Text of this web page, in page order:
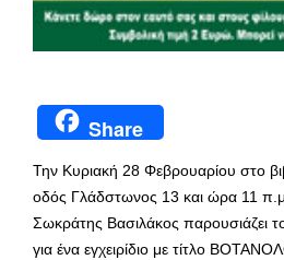
Share
Την Κυριακή 28 Φεβρουαρίου στο
οδός Γλάδστωνος 13 και ώρα 11
Σωκράτης Βασιλάκος παρουσιάζει το
για ένα εγχειρίδιο με τίτλο